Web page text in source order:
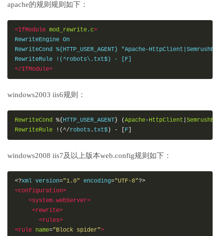
apache的规则规则如下：
<IfModule mod_rewrite .c>
RewriteEngine On
RewriteCond %{HTTP_USER_AGENT} "Apache-
</IfModule>
windows2003 iis6规则：
RewriteCond %{ HTTP_USER_AGENT } (Apache-HttpClient
RewriteRule
!(^/robots . txt$ ) - F
windows2008 iis7及以上版本web.config规则如下：
<?xml version="1.0" encoding="UTF-8"?>
<configuration>
<system.webServer>
<rewrite>
<rules>
<rule name="Block spider">